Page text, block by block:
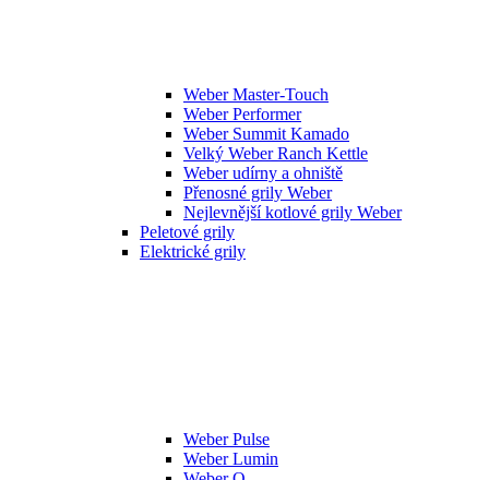
Weber Master-Touch
Weber Performer
Weber Summit Kamado
Velký Weber Ranch Kettle
Weber udírny a ohniště
Přenosné grily Weber
Nejlevnější kotlové grily Weber
Peletové grily
Elektrické grily
Weber Pulse
Weber Lumin